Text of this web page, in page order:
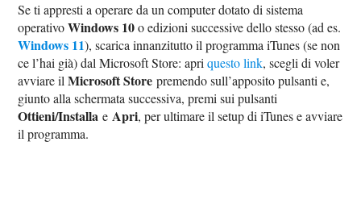
Se ti appresti a operare da un computer dotato di sistema
operativoWindows 10o edizioni successive dello stesso (ad es.
Windows 11), scarica innanzitutto il programma iTunes (se non
ce l’hai già) dal Microsoft Store: apriquesto link, scegli di voler
avviare ilMicrosoft Storepremendo sull’apposito pulsanti e,
giunto alla schermata successiva, premi sui pulsanti
Ottieni/InstallaeApri, per ultimare il setup di iTunes e avviare
il programma.